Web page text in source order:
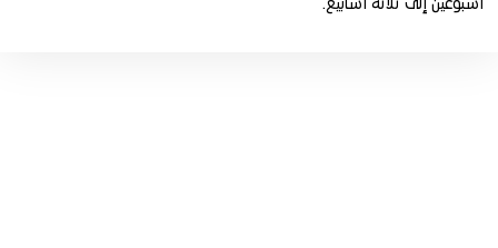
أسبوعين إلى ثلاثة أسابيع.